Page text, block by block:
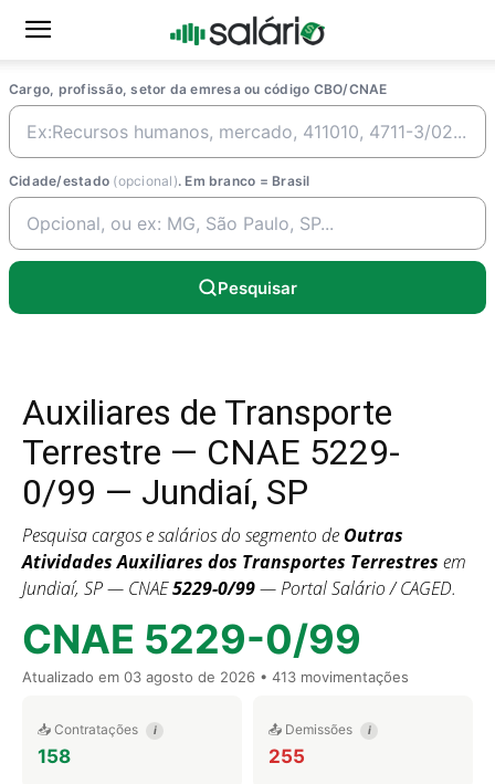
Cargo, profissão, setor da emresa ou código CBO/CNAE
Cidade/estado (opcional). Em branco = Brasil
Pesquisar
Auxiliares de Transporte
Terrestre — CNAE 5229-
0/99 — Jundiaí, SP
Pesquisa cargos e salários do segmento de Outras
Atividades Auxiliares dos Transportes Terrestres em
Jundiaí, SP — CNAE5229-0/99— Portal Salário / CAGED.
CNAE 5229-0/99
Atualizado em 03 agosto de 2026 • 413 movimentações
📥 Contratações i
158
📤 Demissões i
255